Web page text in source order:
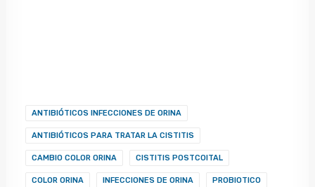
ANTIBIÓTICOS INFECCIONES DE ORINA
ANTIBIÓTICOS PARA TRATAR LA CISTITIS
CAMBIO COLOR ORINA CISTITIS POSTCOITAL
COLOR ORINA INFECCIONES DE ORINA PROBIOTICO